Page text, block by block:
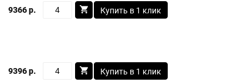
9366 р. Купить в 1 клик
9396 р. Купить в 1 клик